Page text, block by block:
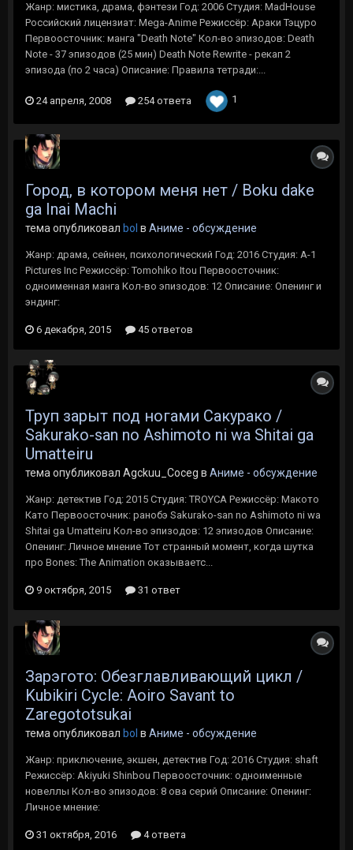
Жанр: мистика, драма, фэнтези Год: 2006 Студия: MadHouse
Российский лицензиат: Mega-Anime Режиссёр: Араки Тэцуро
Первоосточник: манга "Death Note" Кол-во эпизодов: Death
Note - 37 эпизодов (25 мин) Death Note Rewrite - рекап 2
эпизода (по 2 часа) Описание: Правила тетради:...
24 апреля, 2008 254 ответа 1
Город, в котором меня нет / Boku dake
ga Inai Machi
тема опубликовал bol в Аниме - обсуждение
Жанр: драма, сейнен, психологический Год: 2016 Студия: A-1
Pictures Inc Режиссёр: Tomohiko Itou Первоосточник:
одноименная манга Кол-во эпизодов: 12 Описание: Опенинг и
эндинг:
6 декабря, 2015 45 ответов
Труп зарыт под ногами Сакурако /
Sakurako-san no Ashimoto ni wa Shitai ga
Umatteiru
тема опубликовал Agckuu_Coceg в Аниме - обсуждение
Жанр: детектив Год: 2015 Студия: TROYCA Режиссёр: Макото
Като Первоосточник: ранобэ Sakurako-san no Ashimoto ni wa
Shitai ga Umatteiru Кол-во эпизодов: 12 эпизодов Описание:
Опенинг: Личное мнение Тот странный момент, когда шутка
про Bones: The Animation оказываетс...
9 октября, 2015 31 ответ
Зарэгото: Обезглавливающий цикл /
Kubikiri Cycle: Aoiro Savant to
Zaregototsukai
тема опубликовал bol в Аниме - обсуждение
Жанр: приключение, экшен, детектив Год: 2016 Студия: shaft
Режиссёр: Akiyuki Shinbou Первоосточник: одноименные
новеллы Кол-во эпизодов: 8 ова серий Описание: Опенинг:
Личное мнение:
31 октября, 2016 4 ответа